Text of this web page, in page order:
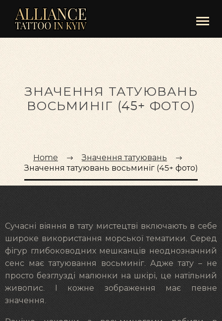
ЗНАЧЕННЯ ТАТУЮВАНЬ
ВОСЬМИНІГ (45+ ФОТО)
Home
Значення татуювань
Значення татуювань восьминіг (45+ фото)
Сучасні віяння в тату мистецтві включають в себе
широке використання морської тематики. Серед
фігур глибоководних мешканців неоднозначний
сенс має татуювання восьминіг. Адже тату – не
просто безглузді малюнки на шкірі, це натільний
живопис. І кожне зображення має певне
значення.